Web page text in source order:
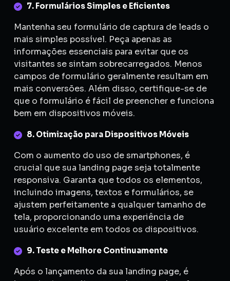
7. Formulários Simples e Eficientes
Mantenha seu formulário de captura de leads o
mais simples possível. Peça apenas as
informações essenciais para evitar que os
visitantes se sintam sobrecarregados. Menos
campos de formulário geralmente resultam em
mais conversões. Além disso, certifique-se de
que o formulário é fácil de preencher e funciona
bem em dispositivos móveis.
8. Otimização para Dispositivos Móveis
Com o aumento do uso de smartphones, é
crucial que sua landing page seja totalmente
responsiva. Garanta que todos os elementos,
incluindo imagens, textos e formulários, se
ajustem perfeitamente a qualquer tamanho de
tela, proporcionando uma experiência de
usuário excelente em todos os dispositivos.
9. Teste e Melhore Continuamente
Após o lançamento da sua landing page, é